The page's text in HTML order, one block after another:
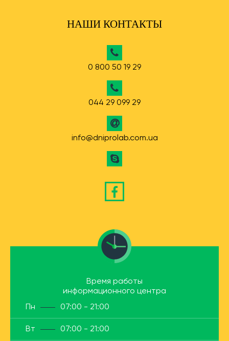
НАШИ КОНТАКТЫ
0 800 50 19 29
044 29 099 29
info@dniprolab.com.ua
Время работы
информационного центра
Пн
07:00 - 21:00
Вт 07:00 - 21:00